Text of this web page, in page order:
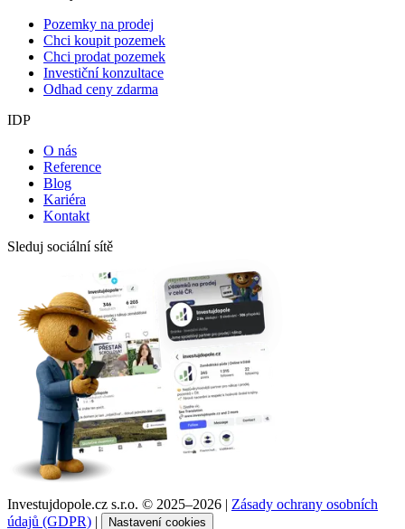
Pozemky na prodej
Chci koupit pozemek
Chci prodat pozemek
Investiční konzultace
Odhad ceny zdarma
IDP
O nás
Reference
Blog
Kariéra
Kontakt
Sleduj sociální sítě
Investujdopole.cz s.r.o. © 2025–2026 | Zásady ochrany osobních
údajů (GDPR) | Nastavení cookies